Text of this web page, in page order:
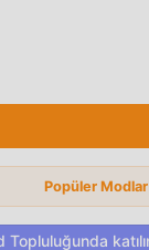
oyundaki
herhangi bir
Sadece
Ne duruyorsun,
Popüler